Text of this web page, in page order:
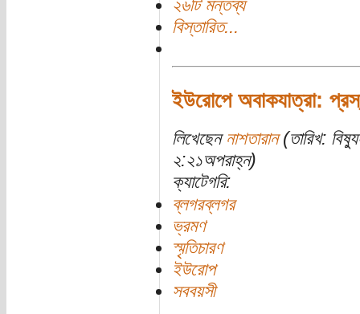
২৬টি মন্তব্য
বিস্তারিত...
ইউরোপে অবাকযাত্রা:
লিখেছেন নাশতারান(তারিখ:
২:২১অপরাহ্ন)
ক্যাটেগরি:
ব্লগরব্লগর
ভ্রমণ
স্মৃতিচারণ
ইউরোপ
সববয়সী